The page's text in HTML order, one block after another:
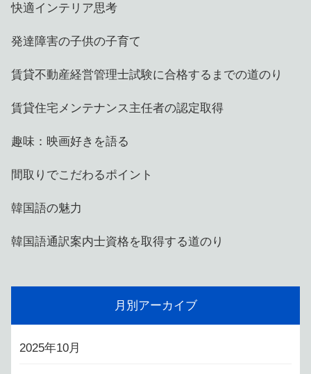
快適インテリア思考
発達障害の子供の子育て
賃貸不動産経営管理士試験に合格するまでの道のり
賃貸住宅メンテナンス主任者の認定取得
趣味：映画好きを語る
間取りでこだわるポイント
韓国語の魅力
韓国語通訳案内士資格を取得する道のり
月別アーカイブ
2025年10月